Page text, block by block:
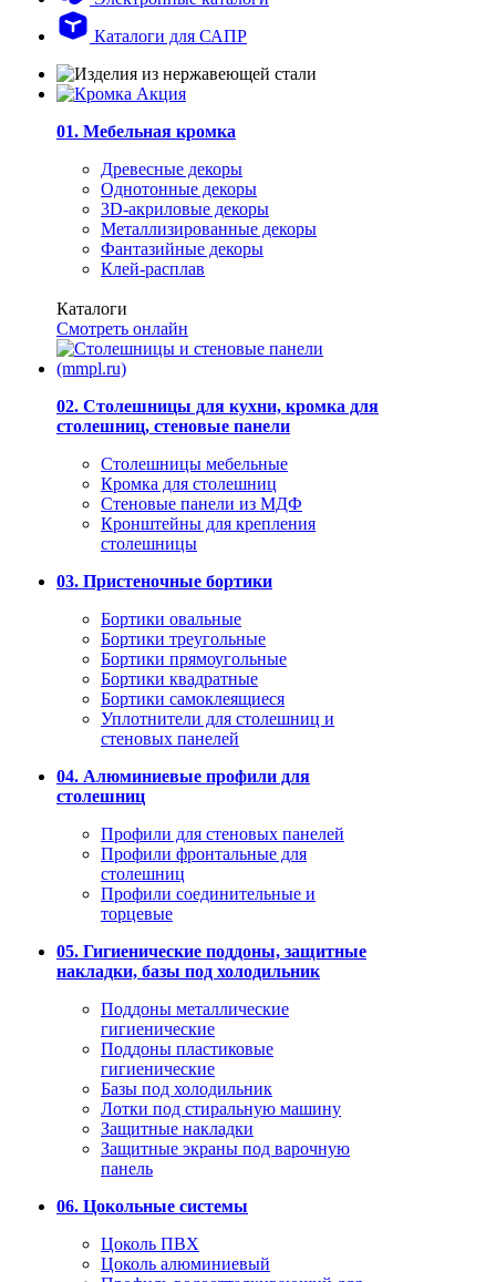
Каталоги для САПР
01. Мебельная кромка
Древесные декоры
Однотонные декоры
3D-акриловые декоры
Металлизированные декоры
Фантазийные декоры
Клей-расплав
Каталоги
Смотреть онлайн
02. Столешницы для кухни, кромка для
столешниц, стеновые панели
Столешницы мебельные
Кромка для столешниц
Стеновые панели из МДФ
Кронштейны для крепления
столешницы
03. Пристеночные бортики
Бортики овальные
Бортики треугольные
Бортики прямоугольные
Бортики квадратные
Бортики самоклеящиеся
Уплотнители для столешниц и
стеновых панелей
04. Алюминиевые профили для
столешниц
Профили для стеновых панелей
Профили фронтальные для
столешниц
Профили соединительные и
торцевые
05. Гигиенические поддоны, защитные
накладки, базы под холодильник
Поддоны металлические
гигиенические
Поддоны пластиковые
гигиенические
Базы под холодильник
Лотки под стиральную машину
Защитные накладки
Защитные экраны под варочную
панель
06. Цокольные системы
Цоколь ПВХ
Цоколь алюминиевый